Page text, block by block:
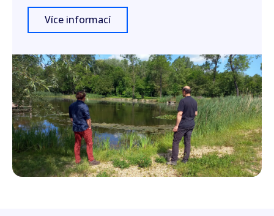
Více informací